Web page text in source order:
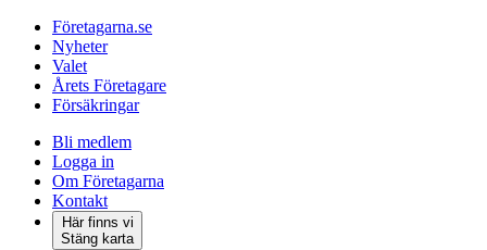
Företagarna.se
Nyheter
Valet
Årets Företagare
Försäkringar
Bli medlem
Logga in
Om Företagarna
Kontakt
Här finns vi
Stäng karta